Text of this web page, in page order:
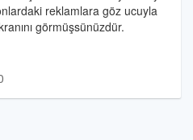
reklamlara göz ucuyla
görmüşsünüzdür.